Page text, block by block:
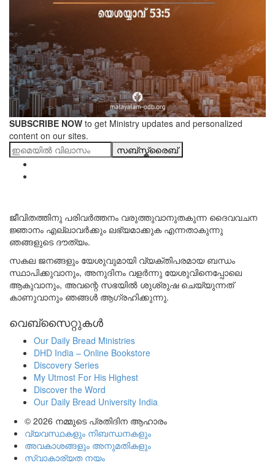
SUBSCRIBE NOW to get Ministry updates and personalized
content on our sites.
സബ്സ്ക്രൈബ്
ജീവിതത്തിനു പരിവർത്തനം വരുത്തുവാനുതകുന്ന ദൈവവചന
ജ്ഞാനം എല്ലാവർക്കും ലഭ്യമാക്കുക എന്നതാകുന്നു
ഞങ്ങളുടെ ദൗത്യം.
സകല ജനങ്ങളും യേശുവുമായി വ്യക്തിപരമായ ബന്ധം
സ്ഥാപിക്കുവാനും, അനുദിനം വളർന്നു യേശുവിനെപ്പോലെ
ആകുവാനും, അവന്റെ സഭയിൽ ശുശ്രുഷ ചെയ്യുന്നത്
കാണുവാനും ഞങ്ങൾ ആഗ്രഹിക്കുന്നു.
വെബ്സൈറ്റുകൾ
Our Daily Bread Ministries
DHD India – Online Bookstore
Discovery Series
My Utmost For His Highest
Discover the Word
Our Daily Bread University India
© 2026 നമ്മുടെ പ്രതിദിന ആഹാരം
വ്യവസ്ഥകളും നിബന്ധനകളും
അവകാശങ്ങളും അനുമതികളും
സ്വാകാര്യത നയം